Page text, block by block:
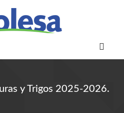
y Trigos 2025-2026.